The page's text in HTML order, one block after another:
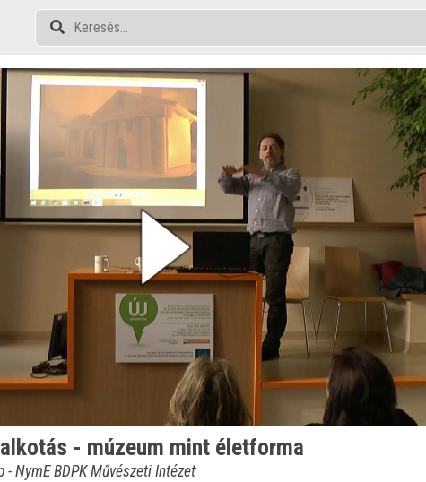
- múzeum mint életforma
NymE BDPK Művészeti Intézet